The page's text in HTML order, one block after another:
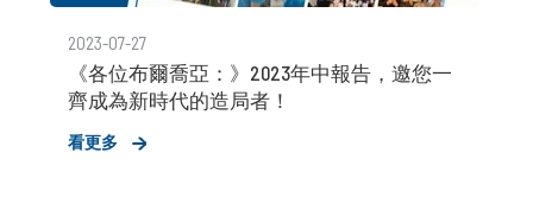
2023-07-27
《各位布爾喬亞：》2023年中報告，邀您一
齊成為新時代的造局者！
看更多